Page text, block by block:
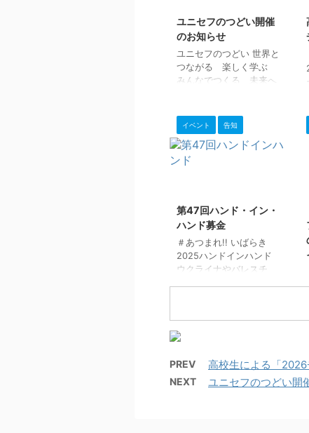
ユニセフのつどい開催
のお知らせ
ユニセフのつどい 世界と
つながる 楽しく学ぶ
みんなでつくる 未来へ
楽しめる「ユニセフのつ
どい」を開催します。遊
びながら世界の問題につ
いて学び、国際協力の第
くさん！さらに会場内の
スタンプラリーに挑戦し
て素敵な景品をゲットし
よう！ 参加費無料、どな
たでもご参加いただけま
（木） 13：00～16：
00 対象：どなたでもご
イベント 告知
第47回ハンド・イン・
ハンド募金
＃あつまれ!! いばらき
2025ハンドインハンド
ウクライナやバレスチ
子どもたちが深刻な危機
に直面しており、国際人
どもの保護と平和の実現
が急務です。 * - * - * - *
- * - * - * - * - * - * - * -
PREV 高校生による「
NEXT ユニセフのつどい開